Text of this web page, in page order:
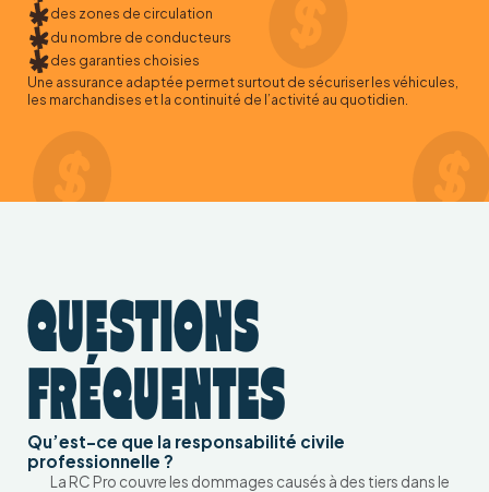
des zones de circulation
du nombre de conducteurs
des garanties choisies
Une assurance adaptée permet surtout de sécuriser les véhicules,
les marchandises et la continuité de l’activité au quotidien.
QUESTIONS
FRÉQUENTES
Qu’est-ce que la responsabilité civile
professionnelle ?
La RC Pro couvre les dommages causés à des tiers dans le